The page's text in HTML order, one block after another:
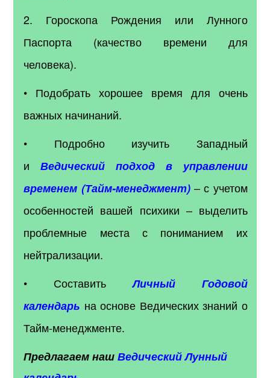
2. Гороскопа Рождения или Лунного
Паспорта (качество времени для
человека).
• Подобрать хорошее время для очень
важных начинаний.
• Подробно изучить Западный
иВедический подход в управлении
временем (Тайм-менеджмент)– с учетом
особенностей вашей психики – выделить
проблемные места с пониманием их
нейтрализации.
• СоставитьЛичный Годовой
календарь на основе Ведических знаний о
Тайм-менеджменте.
Предлагаем нашВедический Лунный